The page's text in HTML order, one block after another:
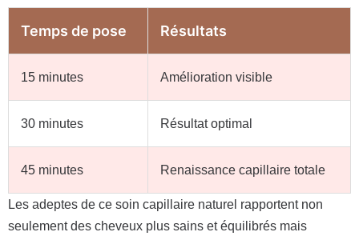
Temps de pose Résultats
15 minutes Amélioration visible
30 minutes Résultat optimal
45 minutes Renaissance capillaire totale
Les adeptes de ce soin capillaire naturel rapportent non
seulement des cheveux plus sains et équilibrés mais